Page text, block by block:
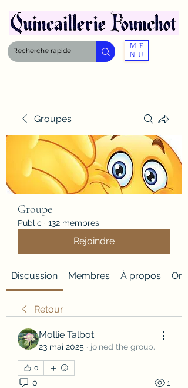
ME
NU
Groupes
Groupe
Public · 132 membres
Rejoindre
Discussion Membres À propos
Retour
Mollie Talbot
23 mai 2025 · joined the group.
0
0 1